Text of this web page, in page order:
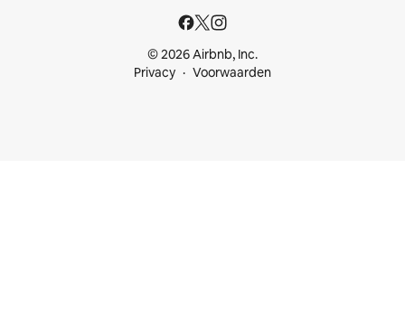
© 2026 Airbnb, Inc.
Privacy
Voorwaarden